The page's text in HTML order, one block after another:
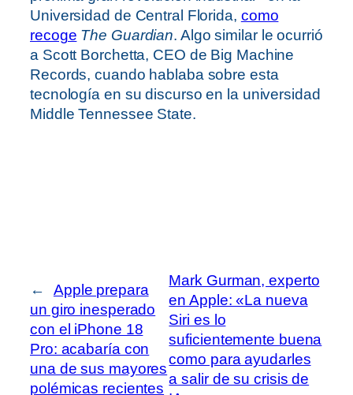
Universidad de Central Florida, como
recoge The Guardian. Algo similar le ocurrió
a Scott Borchetta, CEO de Big Machine
Records, cuando hablaba sobre esta
tecnología en su discurso en la universidad
Middle Tennessee State.
←
Apple prepara
un giro inesperado
con el iPhone 18
Pro: acabaría con
una de sus mayores
polémicas recientes
Mark Gurman, experto
en Apple: «La nueva
Siri es lo
suficientemente buena
como para ayudarles
a salir de su crisis de